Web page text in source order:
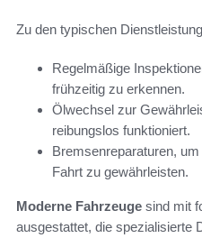
Zu den typischen
Regelmäßige
frühzeitig zu erkennen.
Ölwechsel zur
reibungslos funktioniert.
Bremsenreparaturen,
Fahrt zu gewährleisten.
Moderne Fahrzeuge sind mit
ausgestattet, die spezialisierte